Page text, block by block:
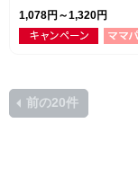
1,078円～1,320円
前の20件